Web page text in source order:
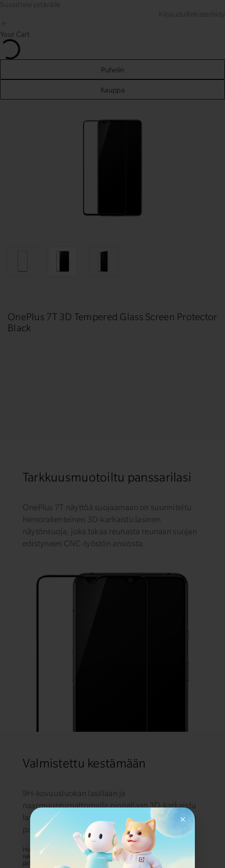
Suosittele ystävälle
Kirjaudu
Rekisteröidy
Your Cart
Puhelin
Kauppa
OnePlus 7T 3D Tempered Glass Screen Protector
Black
Tarkkuusmuotoiltu panssarilasi
OnePlus 7T näyttöä suojaamaan on suunniteltu
hienorakenteinen 3D-karkaistu lasinen
näytönsuoja, joka takaa reunasta reunaan suojan
edistyneen CNC-työstön ansiosta.
Valmistettu kestämään
9H-kovuusluokan lasillaan ja
naarmuuntumattomalla pinnallaan 3D-karkaistu
lasinen näytönsuoja suojaa näyttöä naarmuilta ja
pudotuksilta.
Huomaa: Sormenjäljen tarkan tunnistuksen varmistamiseksi
rekisteröi sormenjälkesi uudelleen näytönsuojan vaihtamisen
jälkeen.